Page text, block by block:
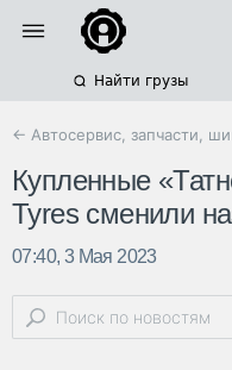
Найти грузы
← Автосервис, запчасти,
Купленные
Tyres сменили
07:40, 3 Мая 2023